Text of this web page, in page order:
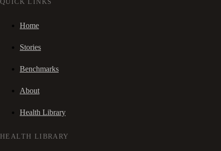
QUICK LINKS
Home
Stories
Benchmarks
About
Health Library
HEALTH LIBRARY